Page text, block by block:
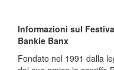
Informazioni sul
Bankie Banx
Fondato nel 1991 dalla